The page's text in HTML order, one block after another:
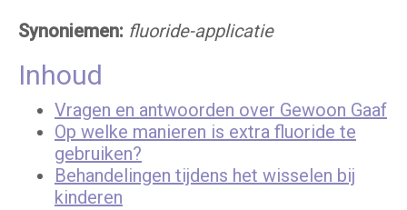
Synoniemen: fluoride-applicatie
Inhoud
Vragen en antwoorden over Gewoon Gaaf
Op welke manieren is extra fluoride te
gebruiken?
Behandelingen tijdens het wisselen bij
kinderen